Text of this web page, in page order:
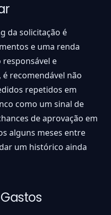
da solicitação é
e uma renda
e
recomendável não
repetidos em
como um sinal de
de aprovação em
alguns meses entre
um histórico ainda